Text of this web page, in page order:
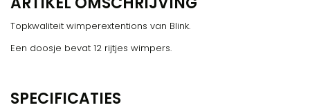
Topkwaliteit wimperextentions van Blink.
Een doosje bevat 12 rijtjes wimpers.
SPECIFICATIES